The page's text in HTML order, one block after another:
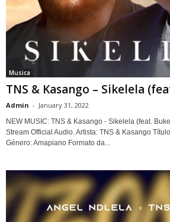
Musica
TNS & Kasango – Sikelela
Admin - January 31, 2022
NEW MUSIC: TNS & Kasango - Sikelela (feat.
Stream Official Audio. Artista: TNS & Kasango
Género: Amapiano Formato da...